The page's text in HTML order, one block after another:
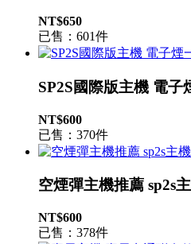
NT$650
已售：601件
SP2S國際版主機 電
NT$600
已售：370件
空煙彈主機推薦 sp2s
NT$600
已售：378件